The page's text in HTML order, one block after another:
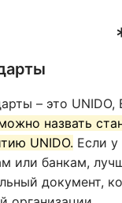
– это UNIDO,
назвать
UNIDO. Если у
или банкам,
документ,